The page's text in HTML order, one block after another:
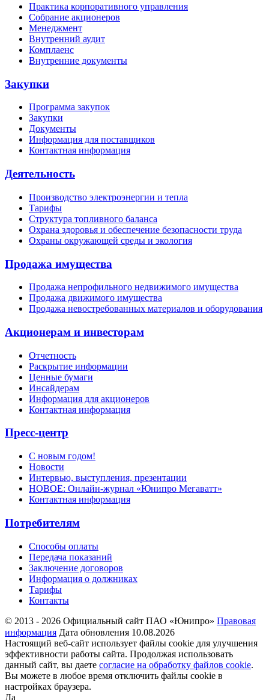
Практика корпоративного управления
Собрание акционеров
Менеджмент
Внутренний аудит
Комплаенс
Внутренние документы
Закупки
Программа закупок
Закупки
Документы
Информация для поставщиков
Контактная информация
Деятельность
Производство электроэнергии и тепла
Тарифы
Структура топливного баланса
Охрана здоровья и обеспечение безопасности труда
Охраны окружающей среды и экология
Продажа имущества
Продажа непрофильного недвижимого имущества
Продажа движимого имущества
Продажа невостребованных материалов и оборудования
Акционерам и инвесторам
Отчетность
Раскрытие информации
Ценные бумаги
Инсайдерам
Информация для акционеров
Контактная информация
Пресс-центр
С новым годом!
Новости
Интервью, выступления, презентации
НОВОЕ: Онлайн-журнал «Юнипро Мегаватт»
Контактная информация
Потребителям
Способы оплаты
Передача показаний
Заключение договоров
Информация о должниках
Тарифы
Контакты
© 2013 - 2026 Официальный сайт ПАО «Юнипро» Правовая
информация Дата обновления 10.08.2026
Настоящий веб-сайт использует файлы cookie для улучшения
эффективности работы сайта. Продолжая использовать
данный сайт, вы даете согласие на обработку файлов cookie.
Вы можете в любое время отключить файлы cookie в
настройках браузера.
Да